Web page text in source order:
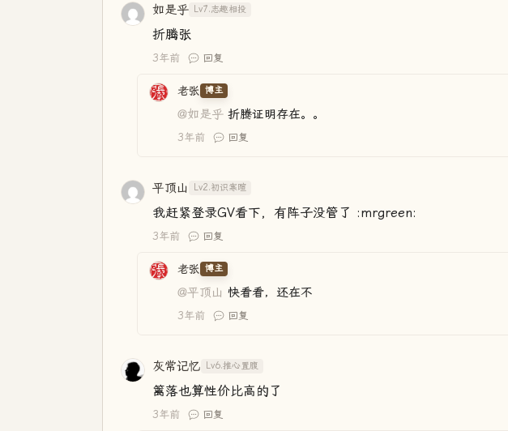
如是乎 Lv7.志趣相投
折腾张
3年前 回复
老张 博主
@如是乎 折腾证明存在。。
3年前 回复
平顶山 Lv2.初识寒暄
我赶紧登录GV看下，有阵子没管了 :mrgreen:
3年前 回复
老张 博主
@平顶山 快看看，还在不
3年前 回复
灰常记忆 Lv6.推心置腹
篱落也算性价比高的了
3年前 回复